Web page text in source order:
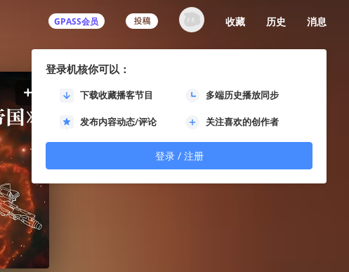
GPASS会员
登录机核你可以：
下载收藏播客节目 多端历史播放同步
发布内容动态/评论 关注喜欢的创作者
登录 / 注册
收藏 历史 消息